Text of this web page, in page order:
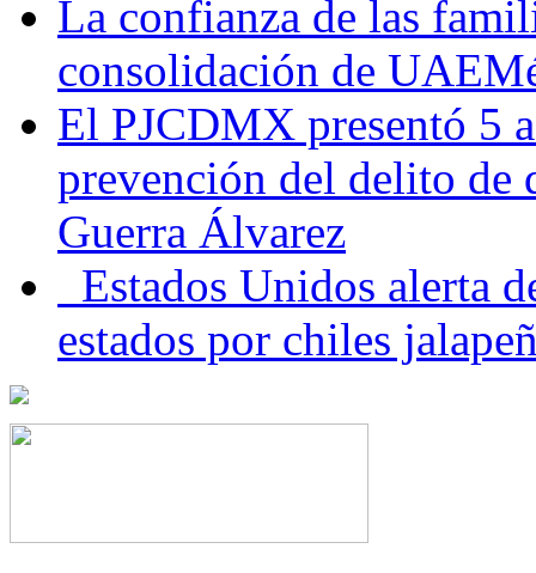
La confianza de las
consolidación de
El PJCDMX presentó 5
prevención del delito de
Guerra Álvarez
Estados Unidos alerta
estados por chiles